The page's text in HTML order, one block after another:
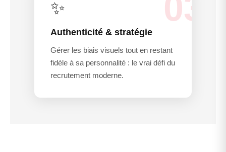
03
✨
Authenticité & stratégie
Gérer les biais visuels tout en restant
fidèle à sa personnalité : le vrai défi du
recrutement moderne.